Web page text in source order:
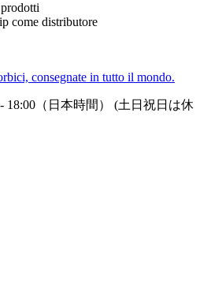
come distributore
consegnate in tutto il mondo.
18:00（日本時間） (土日祝日は休